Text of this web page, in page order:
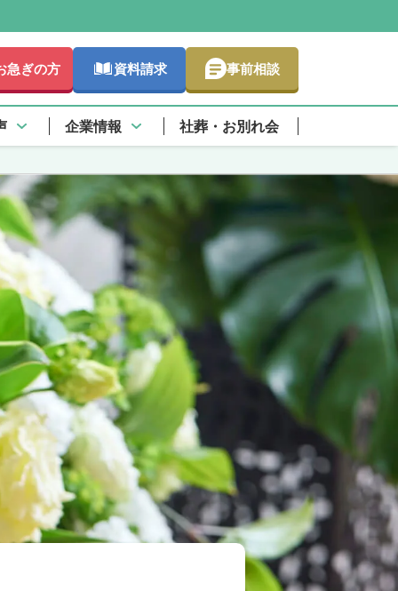
急ぎの方 資料請求 事前相談
企業情報 社葬・お別れ会